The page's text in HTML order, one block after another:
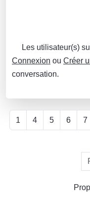
Les utilisateur(s)
Connexion ou Créer
conversation.
1 4 5 6 7